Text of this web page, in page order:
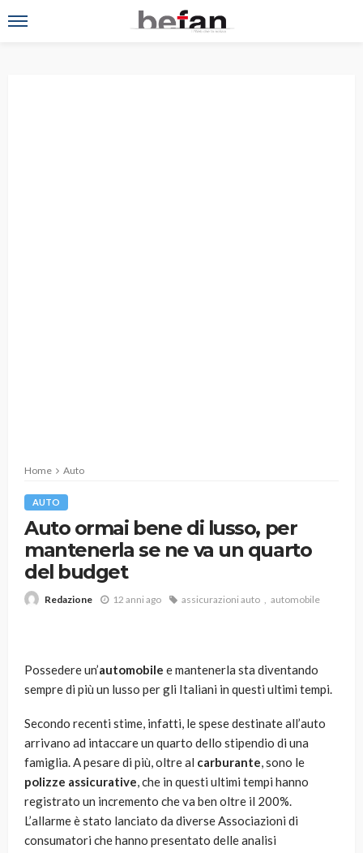
Home Auto
AUTO
Auto ormai bene di lusso, per
mantenerla se ne va un quarto
del budget
Redazione 12 anni ago assicurazioni auto automobile
Possedere un’automobile e mantenerla sta diventando
sempre di più un lusso per gli Italiani in questi ultimi tempi.
Secondo recenti stime, infatti, le spese destinate all’auto
arrivano ad intaccare un quarto dello stipendio di una
famiglia. A pesare di più, oltre al carburante, sono le
polizze assicurative, che in questi ultimi tempi hanno
registrato un incremento che va ben oltre il 200%.
L’allarme è stato lanciato da diverse Associazioni di
consumatori che hanno presentato delle analisi